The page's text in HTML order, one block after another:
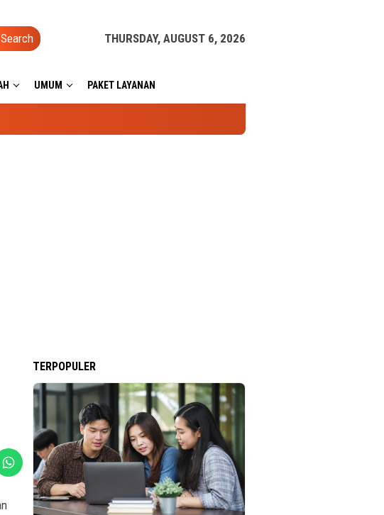
Search THURSDAY, AUGUST 6, 2026
UMUM PAKET LAYANAN
TERPOPULER